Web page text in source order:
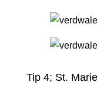
Tip 4; St.